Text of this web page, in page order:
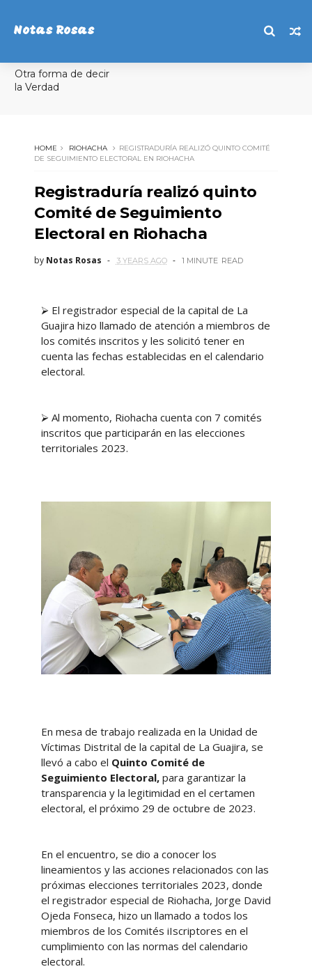
Notas Rosas
Otra forma de decir
la Verdad
HOME RIOHACHA
REGISTRADURÍA REALIZÓ QUINTO COMITÉ
DE SEGUIMIENTO ELECTORAL EN RIOHACHA
Registraduría realizó quinto
Comité de Seguimiento
Electoral en Riohacha
by Notas Rosas 3 YEARS AGO 1 MINUTE READ
⮚ El registrador especial de la capital de La
Guajira hizo llamado de atención a miembros de
los comités inscritos y les solicitó tener en
cuenta las fechas establecidas en el calendario
electoral.
⮚ Al momento, Riohacha cuenta con 7 comités
inscritos que participarán en las elecciones
territoriales 2023.
En mesa de trabajo realizada en la Unidad de
Víctimas Distrital de la capital de La Guajira, se
llevó a cabo el Quinto Comité de
Seguimiento Electoral,para garantizar la
transparencia y la legitimidad en el certamen
electoral, el próximo 29 de octubre de 2023.
En el encuentro, se dio a conocer los
lineamientos y las acciones relacionados con las
próximas elecciones territoriales 2023, donde
el registrador especial de Riohacha, Jorge David
Ojeda Fonseca, hizo un llamado a todos los
miembros de los Comités iIscriptores en el
cumplimiento con las normas del calendario
electoral.